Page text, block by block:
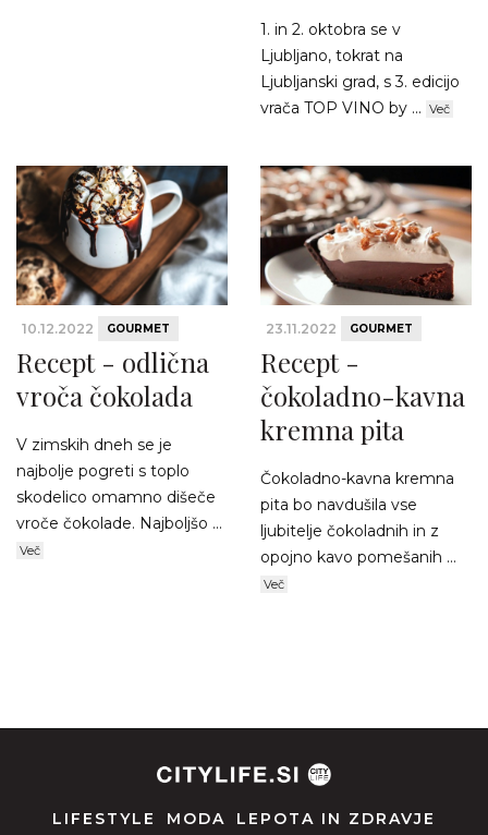
1. in 2. oktobra se v
Ljubljano, tokrat na
Ljubljanski grad, s 3. edicijo
vrača TOP VINO by ... Več
10.12.2022 GOURMET
Recept - odlična
vroča čokolada
V zimskih dneh se je
najbolje pogreti s toplo
skodelico omamno dišeče
vroče čokolade. Najboljšo ...
Več
23.11.2022 GOURMET
Recept -
čokoladno-kavna
kremna pita
Čokoladno-kavna kremna
pita bo navdušila vse
ljubitelje čokoladnih in z
opojno kavo pomešanih ...
Več
LIFESTYLE MODA
LEPOTA IN ZDRAVJE